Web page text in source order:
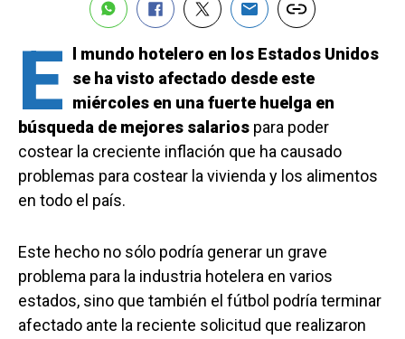
E
l mundo hotelero en los Estados Unidos
se ha visto afectado desde este
miércoles en una fuerte huelga en
búsqueda de mejores salarios para poder
costear la creciente inflación que ha causado
problemas para costear la vivienda y los alimentos
en todo el país.
Este hecho no sólo podría generar un grave
problema para la industria hotelera en varios
estados, sino que también el fútbol podría terminar
afectado ante la reciente solicitud que realizaron